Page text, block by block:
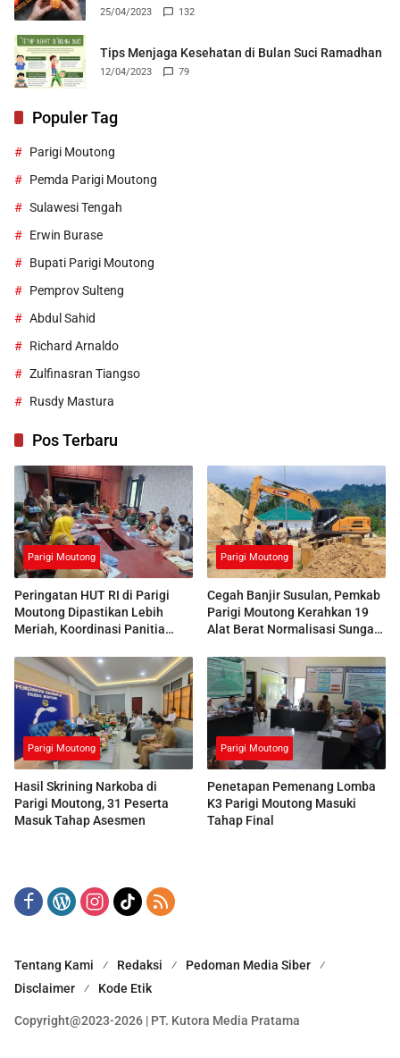
25/04/2023 132
Tips Menjaga Kesehatan di Bulan Suci Ramadhan
12/04/2023 79
Populer Tag
Parigi Moutong
Pemda Parigi Moutong
Sulawesi Tengah
Erwin Burase
Bupati Parigi Moutong
Pemprov Sulteng
Abdul Sahid
Richard Arnaldo
Zulfinasran Tiangso
Rusdy Mastura
Pos Terbaru
Parigi Moutong
Peringatan HUT RI di Parigi
Moutong Dipastikan Lebih
Meriah, Koordinasi Panitia
Parigi Moutong
Cegah Banjir Susulan, Pemkab
Parigi Moutong Kerahkan 19
Alat Berat Normalisasi Sungai
Parigi Moutong
Hasil Skrining Narkoba di
Parigi Moutong, 31 Peserta
Masuk Tahap Asesmen
Parigi Moutong
Penetapan Pemenang Lomba
K3 Parigi Moutong Masuki
Tahap Final
Tentang Kami Redaksi
Pedoman Media Siber
Disclaimer
Kode Etik
Copyright@2023-2026 | PT. Kutora Media Pratama